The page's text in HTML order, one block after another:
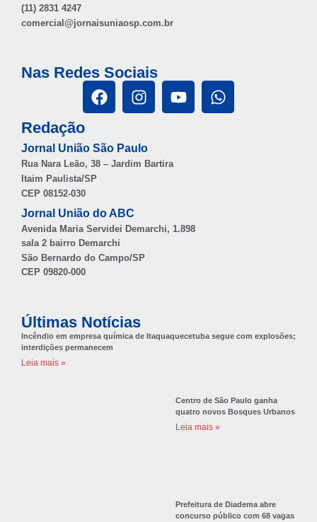
(11) 2831 4247
comercial@jornaisuniaosp.com.br
Nas Redes Sociais
Redação
Jornal União São Paulo
Rua Nara Leão, 38 – Jardim Bartira
Itaim Paulista/SP
CEP 08152-030
Jornal União do ABC
Avenida Maria Servidei Demarchi, 1.898
sala 2 bairro Demarchi
São Bernardo do Campo/SP
CEP 09820-000
Últimas Notícias
Incêndio em empresa química de Itaquaquecetuba segue com explosões;
interdições permanecem
Leia mais »
Centro de São Paulo ganha
quatro novos Bosques Urbanos
Leia mais »
Prefeitura de Diadema abre
concurso público com 68 vagas